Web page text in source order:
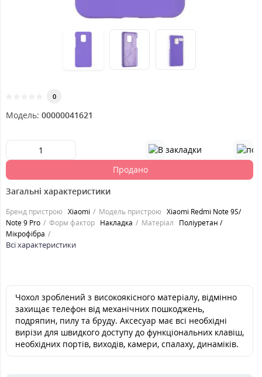
0
Модель: 00000041621
Продано
Загальні характеристики
Бренд пристрою Xiaomi Модель пристрою Xiaomi Redmi Note 9S/
Note 9 Pro
Форм фактор Накладка Матеріал
Поліуретан /
Мікрофібра
Всі характеристики
Чохол зроблений з високоякісного матеріалу, відмінно
захищає телефон від механічних пошкоджень,
подряпин, пилу та бруду. Аксесуар має всі необхідні
вирізи для швидкого доступу до функціональних клавіш,
необхідних портів, виходів, камери, спалаху, динаміків.